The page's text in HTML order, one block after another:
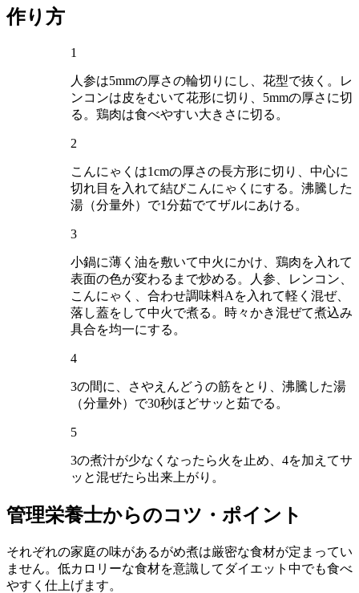
作り方
1
人参は5mmの厚さの輪切りにし、花型で抜く。レ
ンコンは皮をむいて花形に切り、5mmの厚さに切
る。鶏肉は食べやすい大きさに切る。
2
こんにゃくは1cmの厚さの長方形に切り、中心に
切れ目を入れて結びこんにゃくにする。沸騰した
湯（分量外）で1分茹でてザルにあける。
3
小鍋に薄く油を敷いて中火にかけ、鶏肉を入れて
表面の色が変わるまで炒める。人参、レンコン、
こんにゃく、合わせ調味料Aを入れて軽く混ぜ、
落し蓋をして中火で煮る。時々かき混ぜて煮込み
具合を均一にする。
4
3の間に、さやえんどうの筋をとり、沸騰した湯
（分量外）で30秒ほどサッと茹でる。
5
3の煮汁が少なくなったら火を止め、4を加えてサ
ッと混ぜたら出来上がり。
管理栄養士からのコツ・ポイント
それぞれの家庭の味があるがめ煮は厳密な食材が定まってい
ません。低カロリーな食材を意識してダイエット中でも食べ
やすく仕上げます。